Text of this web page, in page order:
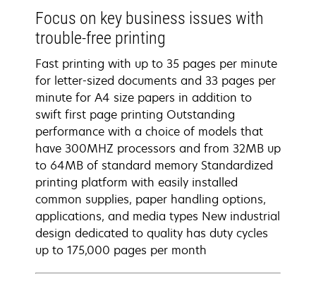
Focus on key business issues with
trouble-free printing
Fast printing with up to 35 pages per minute
for letter-sized documents and 33 pages per
minute for A4 size papers in addition to
swift first page printing Outstanding
performance with a choice of models that
have 300MHZ processors and from 32MB up
to 64MB of standard memory Standardized
printing platform with easily installed
common supplies, paper handling options,
applications, and media types New industrial
design dedicated to quality has duty cycles
up to 175,000 pages per month